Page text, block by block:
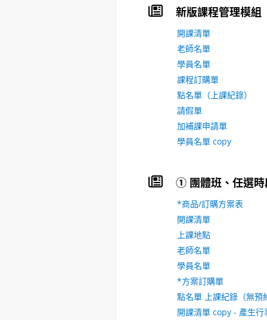
新版課程管理模組
開課清單
老師名單
學員名單
課程訂購單
點名單（上課紀錄）
請假單
加補課申請單
學員名單 copy
① 團體班、任選時
*商品/訂購方案表
開課清單
上課地點
老師名單
學員名單
*方案訂購單
點名單 上課紀錄（無預
開課清單 copy - 產生